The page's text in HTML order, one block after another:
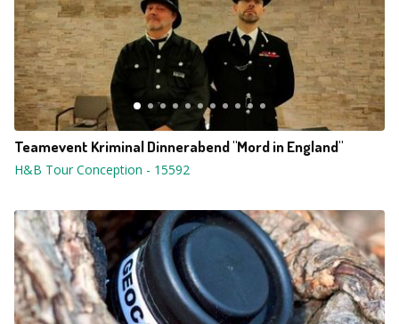
Teamevent Kriminal Dinnerabend "Mord in England"
H&B Tour Conception - 15592